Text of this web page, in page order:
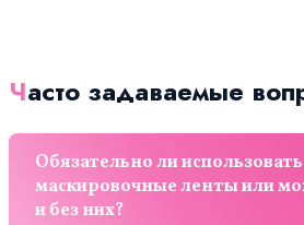
Часто задаваемые
Обязательно ли использовать
маскировочные ленты или
и без них?